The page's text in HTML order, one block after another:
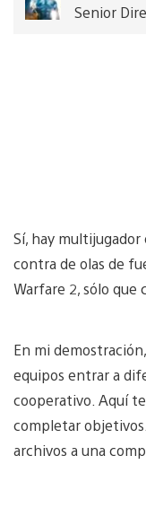
Senior
Sí, hay multijugador
contra de olas de
Warfare 2, sólo que
En mi
equipos entrar a
cooperativo. Aquí
completar
archivos a una